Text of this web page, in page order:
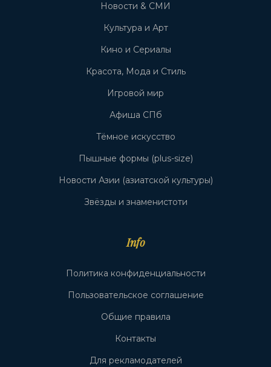
Новости & СМИ
Культура и Арт
Кино и Сериалы
Красота, Мода и Стиль
Игровой мир
Афиша СПб
Тёмное искусство
Пышные формы (plus-size)
Новости Азии (азиатской культуры)
Звёзды и знаменистоти
Info
Политика конфиденциальности
Пользовательское соглашение
Общие правила
Контакты
Для рекламодателей